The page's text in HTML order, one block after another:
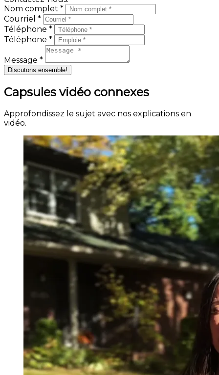
Nom complet *
Courriel *
Téléphone *
Téléphone *
Message *
Discutons ensemble!
Capsules vidéo connexes
Approfondissez le sujet avec nos explications en
vidéo.